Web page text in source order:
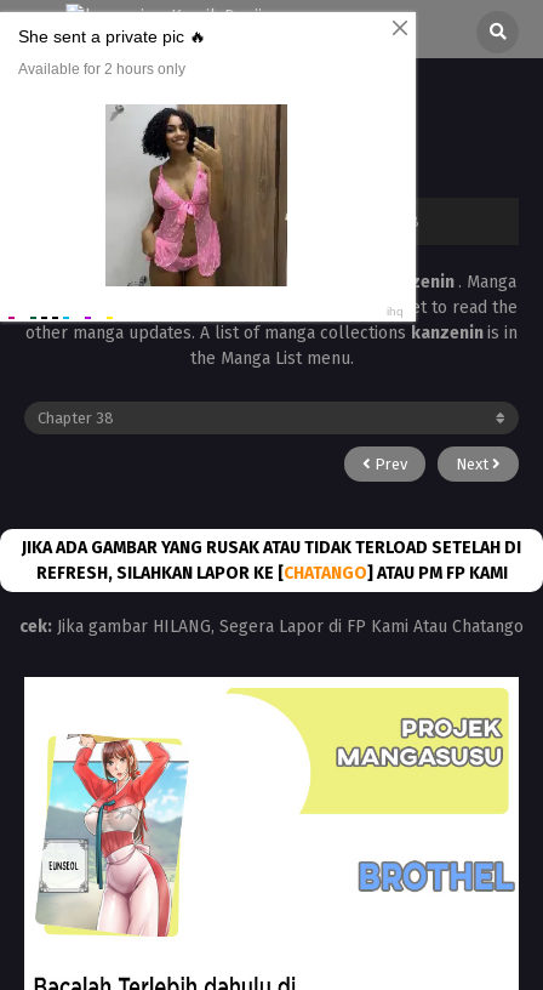
Brothel Chapter 38
All chapters are in
kanzenin › Brothel › Brothel Chapter 38
Read the latest mangaBrothel Chapter 38 kanzenin . Manga
. Dont forget to read the
other manga updates. A list of manga collections kanzeninis in
the Manga List menu.
Prev Next
JIKA ADA GAMBAR YANG RUSAK ATAU TIDAK TERLOAD SETELAH DI
REFRESH, SILAHKAN LAPOR KE [CHATANGO] ATAU PM FP KAMI
cek: Jika gambar HILANG, Segera Lapor di FP Kami Atau Chatango